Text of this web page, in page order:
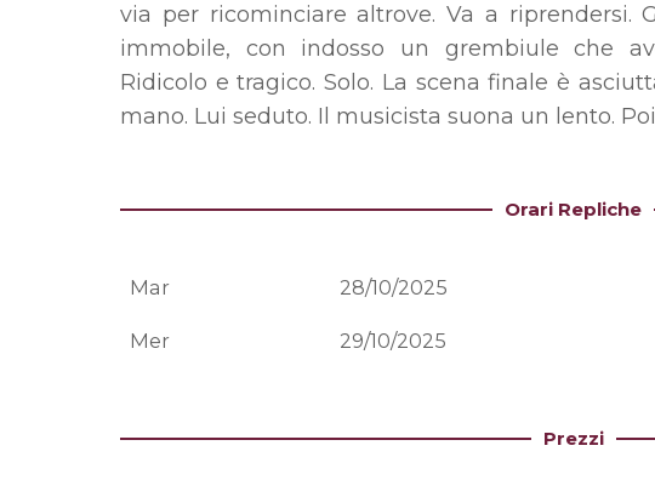
via per ricominciare altrove. Va a riprendersi.
immobile, con indosso un grembiule che
Ridicolo e tragico. Solo. La scena finale è
mano. Lui seduto. Il musicista suona un lento.
Orari Repliche
Mar 28/10/2025
Mer 29/10/2025
Prezzi